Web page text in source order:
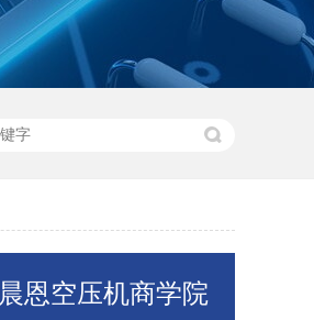
晨恩空压机商学院